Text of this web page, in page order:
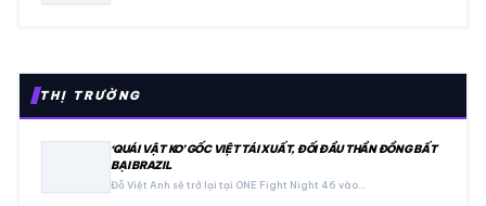
THỊ TRƯỜNG
‘QUÁI VẬT KO’ GỐC VIỆT TÁI XUẤT, ĐỐI ĐẦU THẦN ĐỒNG BẤT
BẠI BRAZIL
Đỗ Việt Anh sẽ trở lại tại ONE Fight Night 46 vào…